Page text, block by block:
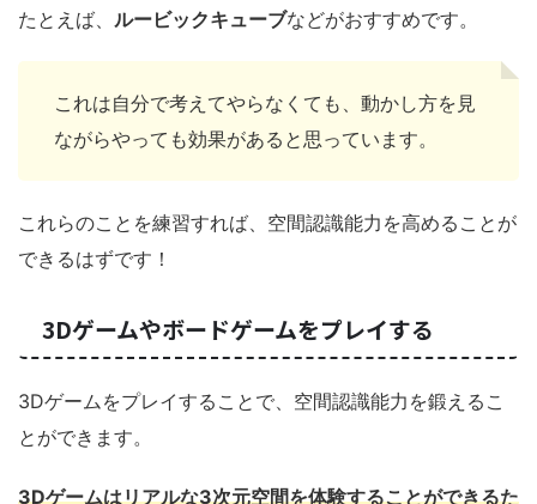
たとえば、 ルービックキューブなどがおすすめです。
これは自分で考えてやらなくても、動かし方を見
ながらやっても効果があると思っています。
これらのことを練習すれば、空間認識能力を高めることが
できるはずです！
3Dゲームやボードゲームをプレイする
3Dゲームをプレイすることで、空間認識能力を鍛えるこ
とができます。
3Dゲームはリアルな3次元空間を体験することができるた